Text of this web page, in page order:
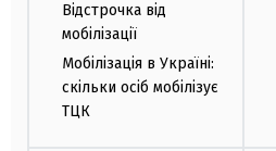
Відстрочка від
мобілізації
Мобілізація в Україні:
скільки осіб мобілізує
ТЦК